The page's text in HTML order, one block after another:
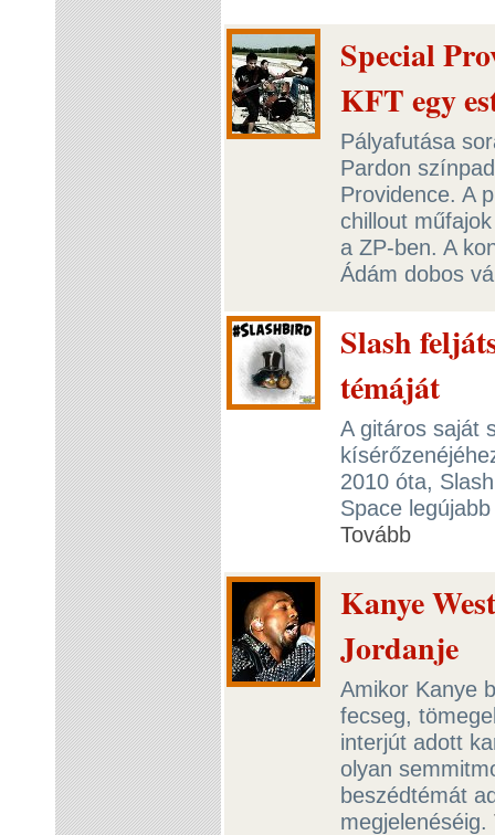
Special
KFT egy
Pályafutása
Pardon
Providence. A
chillout
a ZP-ben. A
Ádám dobos
Slash
témáját
A gitáros saját
2010 óta,
Space
Tovább
Kanye
Jordanje
Amikor Kanye
fecseg,
interjút adott
olyan
beszédtémát
megjelenéséig.